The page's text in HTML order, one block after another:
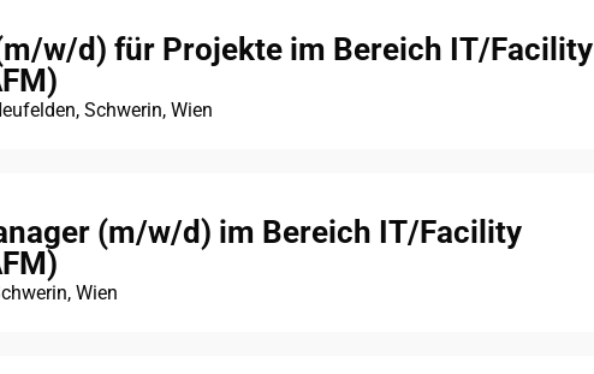
w/d) für Projekte im Bereich IT/Facility
Schwerin, Wien
(m/w/d) im Bereich IT/Facility
Wien